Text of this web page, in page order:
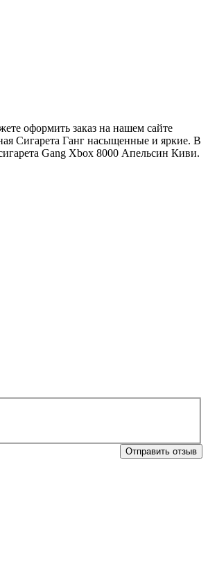
оформить заказ на нашем сайте
Сигарета Ганг насыщенные и яркие. В
Gang Xbox 8000 Апельсин Киви.
Отправить отзыв